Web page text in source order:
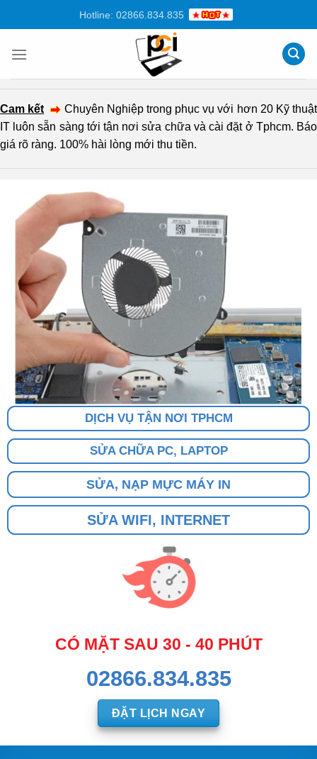
dung
Hotline: 02866.834.835
Cam kết
Chuyên Nghiệp trong phục vụ với hơn 20 Kỹ thuật
IT luôn sẵn sàng tới tận nơi sửa chữa và cài đặt ở Tphcm. Báo
giá rõ ràng. 100% hài lòng mới thu tiền.
DỊCH VỤ TẬN NƠI TPHCM
SỬA CHỮA PC, LAPTOP
SỬA, NẠP MỰC MÁY IN
SỬA WIFI, INTERNET
CÓ MẶT SAU 30 - 40 PHÚT
02866.834.835
ĐẶT LỊCH NGAY